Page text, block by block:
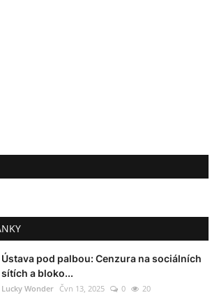
Ústava pod palbou: Cenzura na sociálních
sítích a bloko...
Lucky Wonder Čvn 13, 2025 0 20